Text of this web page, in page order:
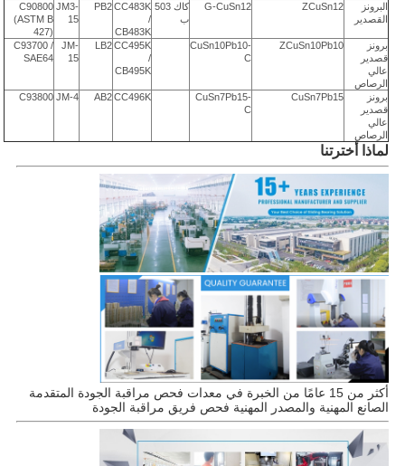
البرونز
القصدير
ZCuSn12
G-CuSn12
كاك 503
ب
CC483K
/
CB483K
PB2
JM3-
15
C90800
(ASTM B
427)
برونز
قصدير
عالي
الرصاص
ZCuSn10Pb10
CuSn10Pb10-
C
CC495K
/
CB495K
LB2
JM-
15
C93700 /
SAE64
برونز
قصدير
عالي
الرصاص
CuSn7Pb15
CuSn7Pb15-
C
CC496K
AB2
JM-4
C93800
لماذا أخترتنا
أكثر من 15 عامًا من الخبرة في معدات فحص مراقبة الجودة المتقدمة
الصانع المهنية والمصدر المهنية فحص فريق مراقبة الجودة